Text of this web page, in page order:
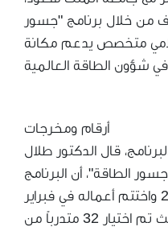
من خلال برنامج "جسور
متخصص يدعم مكانة
أرقام ومخرجات
قال الدكتور طلال
الطاقة"، أن البرنامج
الذي انطلق في أكتوبر 2025 واختتم أعماله في فبراير
2026، شهد إقبالاً كبيراً حيث تم اختيار 32 متدرباً من